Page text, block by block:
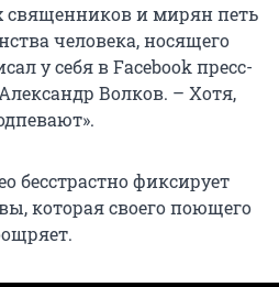
священников и мирян петь
человека, носящего
у себя в Facebook пресс-
Волков. – Хотя,
бесстрастно фиксирует
которая своего поющего